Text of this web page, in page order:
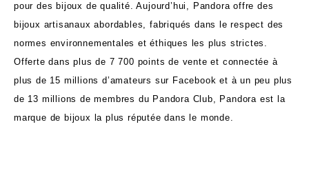
pour des bijoux de qualité. Aujourd’hui, Pandora offre des
bijoux artisanaux abordables, fabriqués dans le respect des
normes environnementales et éthiques les plus strictes.
Offerte dans plus de 7 700 points de vente et connectée à
plus de 15 millions d’amateurs sur Facebook et à un peu plus
de 13 millions de membres du Pandora Club, Pandora est la
marque de bijoux la plus réputée dans le monde.